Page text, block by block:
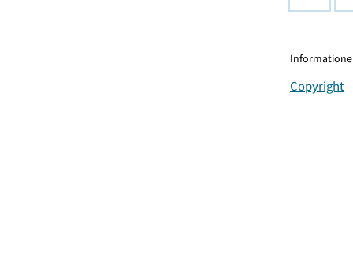
Copyright